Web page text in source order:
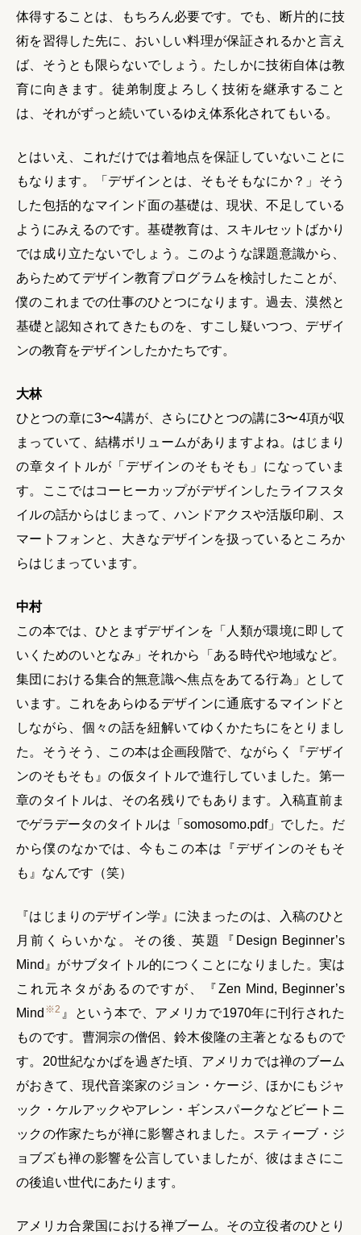
体得することは、もちろん必要です。でも、断片的に技
術を習得した先に、おいしい料理が保証されるかと言え
ば、そうとも限らないでしょう。たしかに技術自体は教
育に向きます。徒弟制度よろしく技術を継承すること
は、それがずっと続いているゆえ体系化されてもいる。
とはいえ、これだけでは着地点を保証していないことに
もなります。「デザインとは、そもそもなにか？」そう
した包括的なマインド面の基礎は、現状、不足している
ようにみえるのです。基礎教育は、スキルセットばかり
では成り立たないでしょう。このような課題意識から、
あらためてデザイン教育プログラムを検討したことが、
僕のこれまでの仕事のひとつになります。過去、漠然と
基礎と認知されてきたものを、すこし疑いつつ、デザイ
ンの教育をデザインしたかたちです。
大林
ひとつの章に3〜4講が、さらにひとつの講に3〜4項が収
まっていて、結構ボリュームがありますよね。はじまり
の章タイトルが「デザインのそもそも」になっていま
す。ここではコーヒーカップがデザインしたライフスタ
イルの話からはじまって、ハンドアクスや活版印刷、ス
マートフォンと、大きなデザインを扱っているところか
らはじまっています。
中村
この本では、ひとまずデザインを「人類が環境に即して
いくためのいとなみ」それから「ある時代や地域など。
集団における集合的無意識へ焦点をあてる行為」として
います。これをあらゆるデザインに通底するマインドと
しながら、個々の話を紐解いてゆくかたちにをとりまし
た。そうそう、この本は企画段階で、ながらく『デザイ
ンのそもそも』の仮タイトルで進行していました。第一
章のタイトルは、その名残りでもあります。入稿直前ま
でゲラデータのタイトルは「somosomo.pdf」でした。だ
から僕のなかでは、今もこの本は『デザインのそもそ
も』なんです（笑）
『はじまりのデザイン学』に決まったのは、入稿のひと
月前くらいかな。その後、英題『Design Beginner’s
Mind』がサブタイトル的につくことになりました。実は
これ元ネタがあるのですが、『Zen Mind, Beginner’s
Mind ※2 』という本で、アメリカで1970年に刊行された
ものです。曹洞宗の僧侶、鈴木俊隆の主著となるもので
す。20世紀なかばを過ぎた頃、アメリカでは禅のブーム
がおきて、現代音楽家のジョン・ケージ、ほかにもジャ
ック・ケルアックやアレン・ギンスパークなどビートニ
ックの作家たちが禅に影響されました。スティーブ・ジ
ョブズも禅の影響を公言していましたが、彼はまさにこ
の後追い世代にあたります。
アメリカ合衆国における禅ブーム。その立役者のひとり